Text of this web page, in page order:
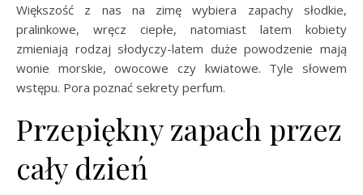
Większość z nas na zimę wybiera zapachy słodkie,
pralinkowe, wręcz ciepłe, natomiast latem kobiety
zmieniają rodzaj słodyczy-latem duże powodzenie mają
wonie morskie, owocowe czy kwiatowe. Tyle słowem
wstępu. Pora poznać sekrety perfum.
Przepiękny zapach przez
cały dzień